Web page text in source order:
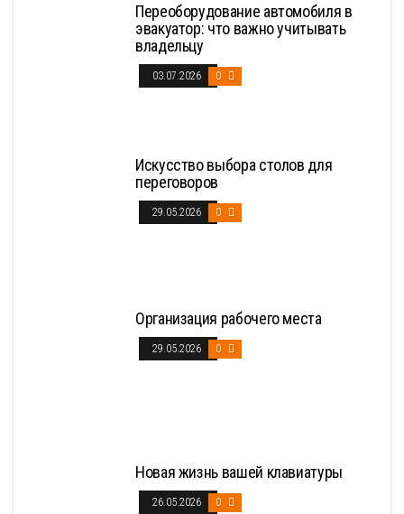
Переоборудование автомобиля в
эвакуатор: что важно учитывать
владельцу
03.07.2026 0
Искусство выбора столов для
переговоров
29.05.2026 0
Организация рабочего места
29.05.2026 0
Новая жизнь вашей клавиатуры
26.05.2026 0